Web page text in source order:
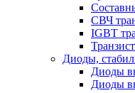
СВЧ
IGBT
Диоды,
Диоды
Диоды